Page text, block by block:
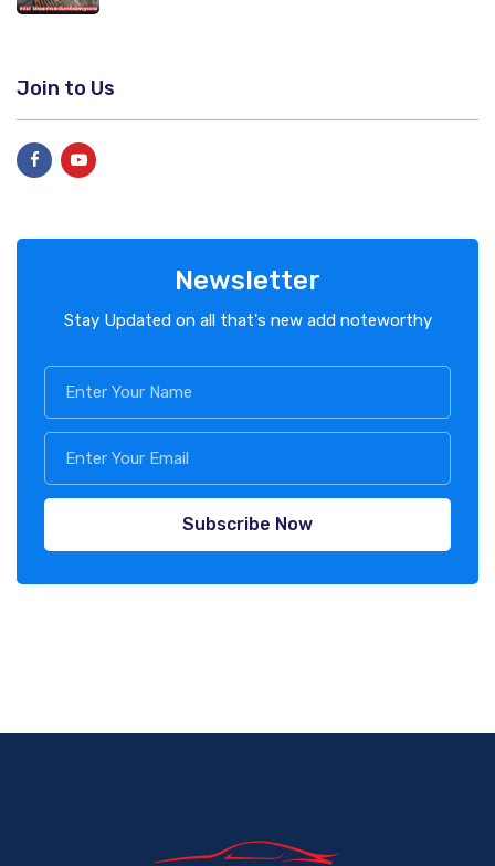
Join to Us
Newsletter
Stay Updated on all that's new add noteworthy
Subscribe Now